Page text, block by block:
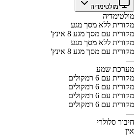
מולטימדיה
מולטימדיה
מקורית ללא מסך מגע
מקורית עם מסך מגע 8 אינץ'
מקורית ללא מסך מגע
מקורית עם מסך מגע 8 אינץ'
—
מערכת שמע
מקורית עם 6 רמקולים
מקורית עם 6 רמקולים
מקורית עם 6 רמקולים
מקורית עם 6 רמקולים
—
חיבור סלולרי
אין